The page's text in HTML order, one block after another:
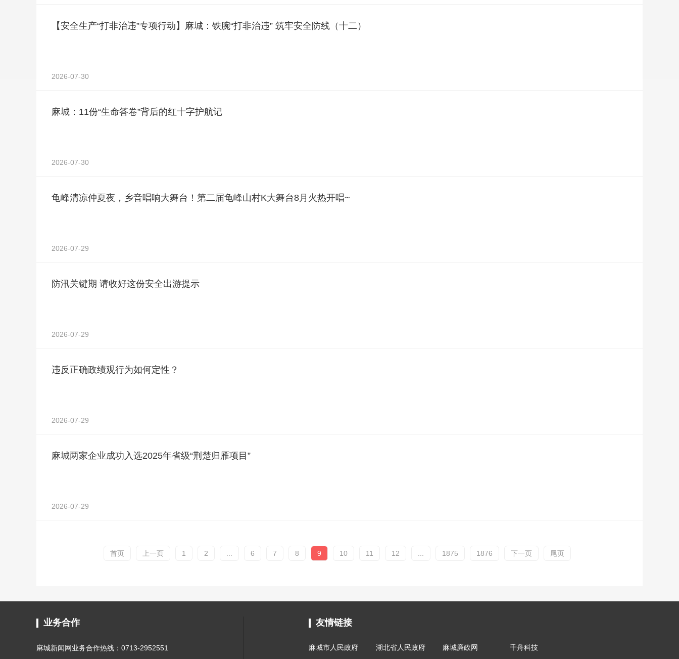
【安全生产“打非治违”专项行动】麻城：铁腕“打非治违” 筑牢安全防线（十二）
2026-07-30
麻城：11份“生命答卷”背后的红十字护航记
2026-07-30
龟峰清凉仲夏夜，乡音唱响大舞台！第二届龟峰山村K大舞台8月火热开唱~
2026-07-29
防汛关键期 请收好这份安全出游提示
2026-07-29
违反正确政绩观行为如何定性？
2026-07-29
麻城两家企业成功入选2025年省级“荆楚归雁项目”
2026-07-29
首页 上一页 1 2 6 7 8 9 10 11 12 1875 1876 下一页 尾页
业务合作
麻城新闻网业务合作热线：0713-2952551
友情链接
麻城市人民政府 湖北省人民政府 麻城廉政网 千舟科技